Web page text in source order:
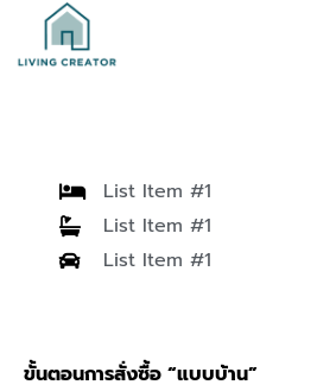
List Item #1
List Item #1
List Item #1
ขั้นตอนการสั่งซื้อ “แบบบ้าน”